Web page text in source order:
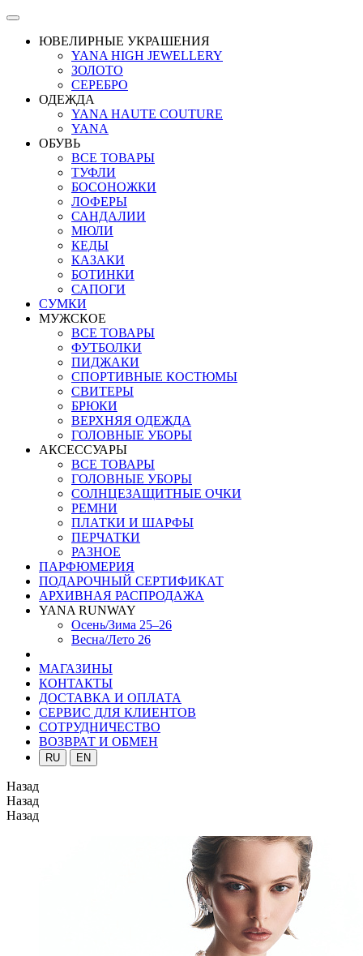
ЮВЕЛИРНЫЕ УКРАШЕНИЯ
YANA HIGH JEWELLERY
ЗОЛОТО
СЕРЕБРО
ОДЕЖДА
YANA HAUTE COUTURE
YANA
ОБУВЬ
ВСЕ ТОВАРЫ
ТУФЛИ
БОСОНОЖКИ
ЛОФЕРЫ
САНДАЛИИ
МЮЛИ
КЕДЫ
КАЗАКИ
БОТИНКИ
САПОГИ
СУМКИ
МУЖСКОЕ
ВСЕ ТОВАРЫ
ФУТБОЛКИ
ПИДЖАКИ
СПОРТИВНЫЕ КОСТЮМЫ
СВИТЕРЫ
БРЮКИ
ВЕРХНЯЯ ОДЕЖДА
ГОЛОВНЫЕ УБОРЫ
АКСЕССУАРЫ
ВСЕ ТОВАРЫ
ГОЛОВНЫЕ УБОРЫ
СОЛНЦЕЗАЩИТНЫЕ ОЧКИ
РЕМНИ
ПЛАТКИ И ШАРФЫ
ПЕРЧАТКИ
РАЗНОЕ
ПАРФЮМЕРИЯ
ПОДАРОЧНЫЙ СЕРТИФИКАТ
АРХИВНАЯ РАСПРОДАЖА
YANA RUNWAY
Осень/Зима 25–26
Весна/Лето 26
МАГАЗИНЫ
КОНТАКТЫ
ДОСТАВКА И ОПЛАТА
СЕРВИС ДЛЯ КЛИЕНТОВ
СОТРУДНИЧЕСТВО
ВОЗВРАТ И ОБМЕН
RU EN
Назад
Назад
Назад